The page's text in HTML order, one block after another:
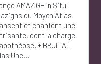
AMAZIGH In Situ
du Moyen Atlas
et chantent une
dont la charge
+ BRUiTAL
Une...